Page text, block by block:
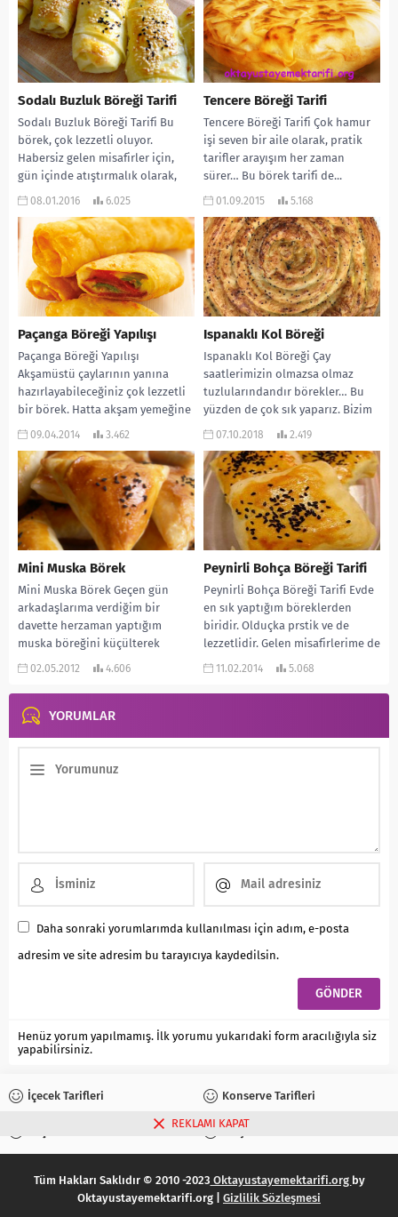
Sodalı Buzluk Böreği Tarifi
Sodalı Buzluk Böreği Tarifi Bu
börek, çok lezzetli oluyor.
Habersiz gelen misafirler için,
gün içinde atıştırmalık olarak,
çayın yanına bir...
08.01.2016 6.025
Tencere Böreği Tarifi
Tencere Böreği Tarifi Çok hamur
işi seven bir aile olarak, pratik
tarifler arayışım her zaman
sürer… Bu börek tarifi de...
01.09.2015 5.168
Paçanga Böreği Yapılışı
Paçanga Böreği Yapılışı
Akşamüstü çaylarının yanına
hazırlayabileceğiniz çok lezzetli
bir börek. Hatta akşam yemeğine
davet ettiğiniz dostlarınıza da
09.04.2014 3.462
Ispanaklı Kol Böreği
Ispanaklı Kol Böreği Çay
saatlerimizin olmazsa olmaz
tuzlularındandır börekler… Bu
yüzden de çok sık yaparız. Bizim
mutfağımızda da önemli yer...
07.10.2018 2.419
Mini Muska Börek
Mini Muska Börek Geçen gün
arkadaşlarıma verdiğim bir
davette herzaman yaptığım
muska böreğini küçülterek
verdim. Akadaşlarım çok
02.05.2012 4.606
Peynirli Bohça Böreği Tarifi
Peynirli Bohça Böreği Tarifi Evde
en sık yaptığım böreklerden
biridir. Olduçka prstik ve de
lezzetlidir. Gelen misafirlerime de
yaptığımda çok...
11.02.2014 5.068
YORUMLAR
Daha sonraki yorumlarımda kullanılması için adım, e-posta
adresim ve site adresim bu tarayıcıya kaydedilsin.
Henüz yorum yapılmamış. İlk yorumu yukarıdaki form aracılığıyla siz
yapabilirsiniz.
İçecek Tarifleri Konserve Tarifleri
Turşu Tarifleri
Tüm Hakları Saklıdır © 2010 -2023 Oktayustayemektarifi.org by
Oktayustayemektarifi.org | Gizlilik Sözleşmesi
REKLAMI KAPAT